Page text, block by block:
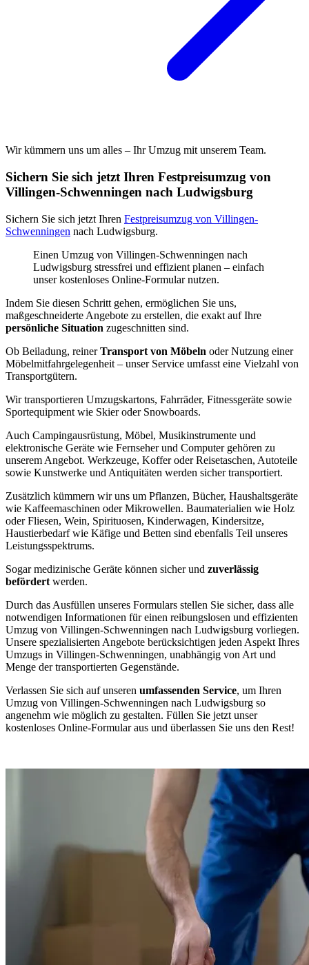
Wir kümmern uns um alles – Ihr Umzug mit unserem Team.
Sichern Sie sich jetzt Ihren Festpreisumzug von
Villingen-Schwenningen nach Ludwigsburg
Sichern Sie sich jetzt Ihren Festpreisumzug von Villingen-
Schwenningen nach Ludwigsburg.
Einen Umzug von Villingen-Schwenningen nach
Ludwigsburg stressfrei und effizient planen – einfach
unser kostenloses Online-Formular nutzen.
Indem Sie diesen Schritt gehen, ermöglichen Sie uns,
maßgeschneiderte Angebote zu erstellen, die exakt auf Ihre
persönliche Situation zugeschnitten sind.
Ob Beiladung, reinerTransport von Möbeln oder Nutzung einer
Möbelmitfahrgelegenheit – unser Service umfasst eine Vielzahl von
Transportgütern.
Wir transportieren Umzugskartons, Fahrräder, Fitnessgeräte sowie
Sportequipment wie Skier oder Snowboards.
Auch Campingausrüstung, Möbel, Musikinstrumente und
elektronische Geräte wie Fernseher und Computer gehören zu
unserem Angebot. Werkzeuge, Koffer oder Reisetaschen, Autoteile
sowie Kunstwerke und Antiquitäten werden sicher transportiert.
Zusätzlich kümmern wir uns um Pflanzen, Bücher, Haushaltsgeräte
wie Kaffeemaschinen oder Mikrowellen. Baumaterialien wie Holz
oder Fliesen, Wein, Spirituosen, Kinderwagen, Kindersitze,
Haustierbedarf wie Käfige und Betten sind ebenfalls Teil unseres
Leistungsspektrums.
Sogar medizinische Geräte können sicher und zuverlässig
befördert werden.
Durch das Ausfüllen unseres Formulars stellen Sie sicher, dass alle
notwendigen Informationen für einen reibungslosen und effizienten
Umzug von Villingen-Schwenningen nach Ludwigsburg vorliegen.
Unsere spezialisierten Angebote berücksichtigen jeden Aspekt Ihres
Umzugs in Villingen-Schwenningen, unabhängig von Art und
Menge der transportierten Gegenstände.
Verlassen Sie sich auf unseren umfassenden Service, um Ihren
Umzug von Villingen-Schwenningen nach Ludwigsburg so
angenehm wie möglich zu gestalten. Füllen Sie jetzt unser
kostenloses Online-Formular aus und überlassen Sie uns den Rest!